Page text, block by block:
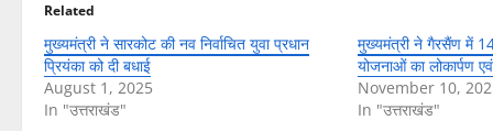
Related
मुख्यमंत्री ने सारकोट की नव निर्वाचित युवा प्रधान
प्रियंका को दी बधाई
August 1, 2025
In "उत्तराखंड"
मुख्यमंत्री ने गैरसैंण में
योजनाओं का लोकार्पण
November 10,
In "उत्तराखंड"